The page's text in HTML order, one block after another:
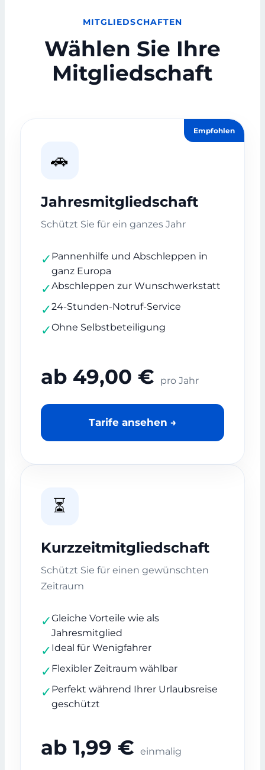
MITGLIEDSCHAFTEN
Wählen Sie Ihre
Mitgliedschaft
Empfohlen
🚗
Jahresmitgliedschaft
Schützt Sie für ein ganzes Jahr
✓ Pannenhilfe und Abschleppen in
ganz Europa
✓Abschleppen zur Wunschwerkstatt
✓24-Stunden-Notruf-Service
✓Ohne Selbstbeteiligung
ab 49,00 € pro Jahr
Tarife ansehen →
⏳
Kurzzeitmitgliedschaft
Schützt Sie für einen gewünschten
Zeitraum
✓Gleiche Vorteile wie als
Jahresmitglied
✓ Ideal für Wenigfahrer
✓ Flexibler Zeitraum wählbar
✓ Perfekt während Ihrer Urlaubsreise
geschützt
ab 1,99 € einmalig